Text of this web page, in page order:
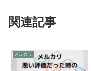
関連記事
メルカリ